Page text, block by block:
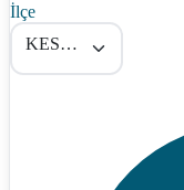
İlçe
KESKİN